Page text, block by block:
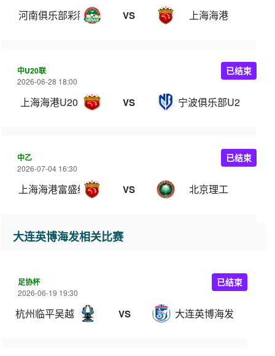
河南俱乐部彩陶坊 VS 上海海港
中U20联
2026-06-28 18:00
上海海港U20 VS 宁波俱乐部U20
已结束
中乙
2026-07-04 16:30
上海海港富盛经开 VS 北京理工
已结束
大连英博海发相关比赛
足协杯
2026-06-19 19:30
杭州临平吴越 VS 大连英博海发
已结束